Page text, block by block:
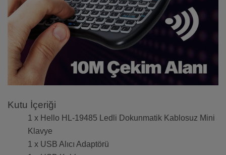
Kutu İçeriği
1 x Hello HL-19485 Ledli Dokunmatik Kablosuz Mini
Klavye
1 x USB Alıcı Adaptörü